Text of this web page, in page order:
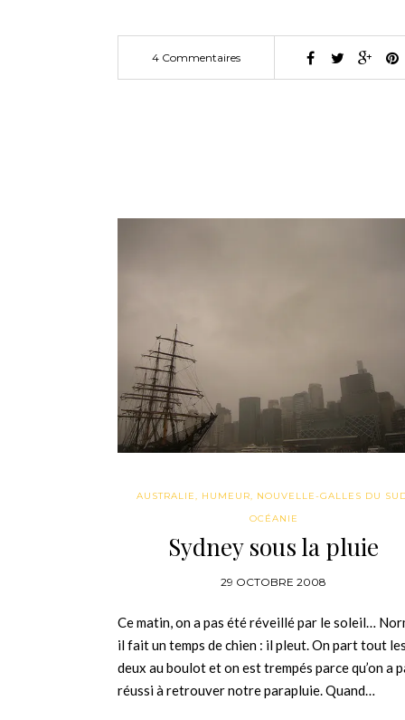
4 Commentaires
AUSTRALIE, HUMEUR, NOUVELLE-GALLES DU
OCÉANIE
Sydney sous la pluie
29 OCTOBRE 2008
Ce matin, on a pas été réveillé par le soleil…
il fait un temps de chien : il pleut. On part tout
deux au boulot et on est trempés parce qu’on a
réussi à retrouver notre parapluie. Quand…